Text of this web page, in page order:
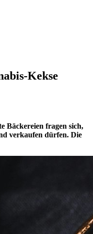
Kekse
Bäckereien fragen sich,
verkaufen dürfen. Die